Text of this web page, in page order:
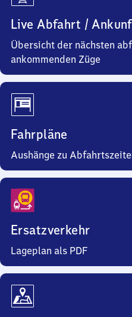
Live Abfahrt /
Übersicht der nächsten
ankommenden Züge
Fahrpläne
Aushänge zu
Ersatzverkehr
Lageplan als PDF